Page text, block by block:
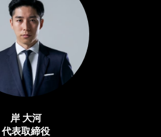
岸 大河
代表取締役